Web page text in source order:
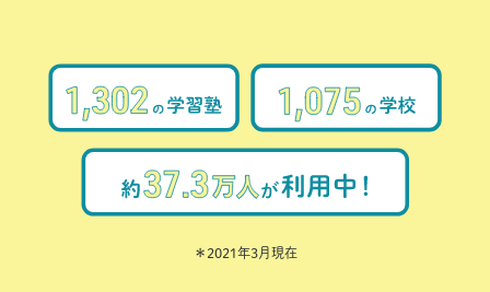
＊2021年3月現在